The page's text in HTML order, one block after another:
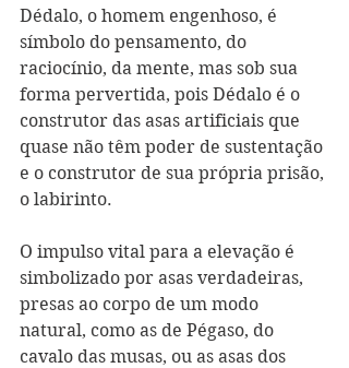
Dédalo, o homem engenhoso, é
símbolo do pensamento, do
raciocínio, da mente, mas sob sua
forma pervertida, pois Dédalo é o
construtor das asas artificiais que
quase não têm poder de sustentação
e o construtor de sua própria prisão,
o labirinto.
O impulso vital para a elevação é
simbolizado por asas verdadeiras,
presas ao corpo de um modo
natural, como as de Pégaso, do
cavalo das musas, ou as asas dos